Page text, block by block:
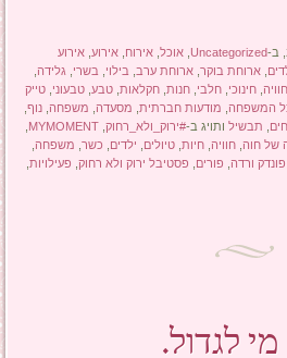
Uncategorized
,אוכל ,אירוח ,אירוע ,אירוע
,ארוחת בוקר ,ארוחת ערב בילוי בשרי גלידה
חוויה ,חינוכי ,חלבי ,חנות ,חקלאות ,טבע ,טבעוני ,טייק
המשפחה מודעות חברתית מסעדה משפחה ,נוף
תבשיל ותויג ב-#ירוק_ולא_רחוק ,
MYMOMENT
של חוה ,חוויה ,חיות ,טיולים ילדים כשר משפחה
פונדק ורדה פורים פסטיבל ירוק ולא רחוק פעילויות